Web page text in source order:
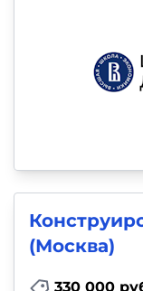
(Москва)
330 000